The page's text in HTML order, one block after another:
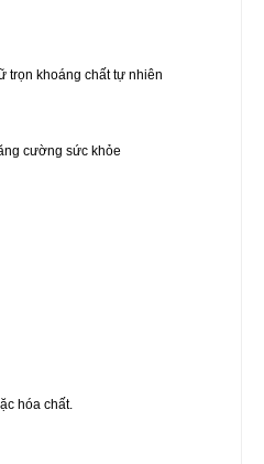
trọn khoáng chất tự nhiên
cường sức khỏe
hóa chất.